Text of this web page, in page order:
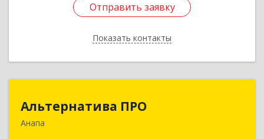
Отправить заявку
Показать контакты
Отправить заявку
Назад
Альтернатива ПРО
Анапа353450, Краснодарский край, Анапский р-н,